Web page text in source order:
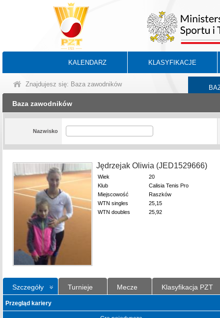
KALENDARZ KLASYFIKACJE
Znajdujesz się: Baza zawodników
Baza zawodników
Nazwisko
Jędrzejak Oliwia (JED1529666)
Wiek
20
Klub
Calisia Tenis Pro
Miejscowość
Raszków
WTN singles
25,15
WTN doubles
25,92
Szczegóły Turnieje Mecze Klasyfikacja PZT
Przegląd kariery